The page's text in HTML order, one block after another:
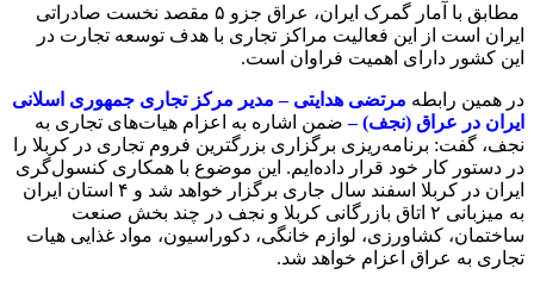
مطابق با آمار گمرک ایران، عراق جزو ۵ مقصد نخست صادراتی
ایران است از این فعالیت مراکز تجاری با هدف توسعه تجارت در
این کشور دارای اهمیت فراوان است.
در همین رابطه مرتضی هدایتی – مدیر مرکز تجاری جمهوری اسلانی
ایران در عراق (نجف) –ضمن اشاره به اعزام هیات‌های تجاری به
نجف، گفت: برنامه‌ریزی برگزاری بزرگترین فروم تجاری در کربلا را
در دستور کار خود قرار داده‌ایم. این موضوع با همکاری کنسول‌گری
ایران در کربلا اسفند سال جاری برگزار خواهد شد و ۴ استان ایران
به میزبانی ۲ اتاق بازرگانی کربلا و نجف در چند بخش صنعت
ساختمان، کشاورزی، لوازم خانگی، دکوراسیون، مواد غذایی هیات
تجاری به عراق اعزام خواهد شد.